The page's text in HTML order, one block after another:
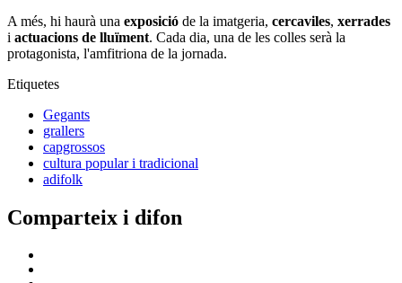
A més, hi haurà una exposició de la imatgeria, cercaviles, xerrades
i actuacions de lluïment. Cada dia, una de les colles serà la
protagonista, l'amfitriona de la jornada.
Etiquetes
Gegants
grallers
capgrossos
cultura popular i tradicional
adifolk
Comparteix i difon